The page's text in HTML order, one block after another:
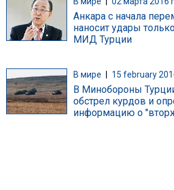
Анкара с начала
наносит удары
МИД Турции
В мире | 15 february
В Минобороны
обстрел курдов и
информацию о